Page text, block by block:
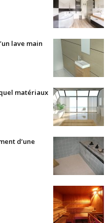
lave main
matériaux
d’une